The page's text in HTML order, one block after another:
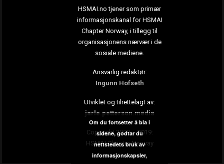
HSMAI.no tjener som primær
informasjonskanal for HSMAI
Chapter Norway, i tillegg til
organisasjonens nærvær i de
sosiale mediene.
Ansvarlig redaktør:
Ingunn Hofseth
Utviklet og tilrettelagt av:
jarle.petterson.media
Copyright 2009 – 2019:
HSMAI Chapter Norway
Om du fortsetter å bla i
sidene, godtar du
nettstedets bruk av
informasjonskapsler,